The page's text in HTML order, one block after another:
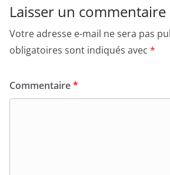
Laisser un commentaire
Votre adresse e-mail ne sera pas
obligatoires sont indiqués avec *
Commentaire*